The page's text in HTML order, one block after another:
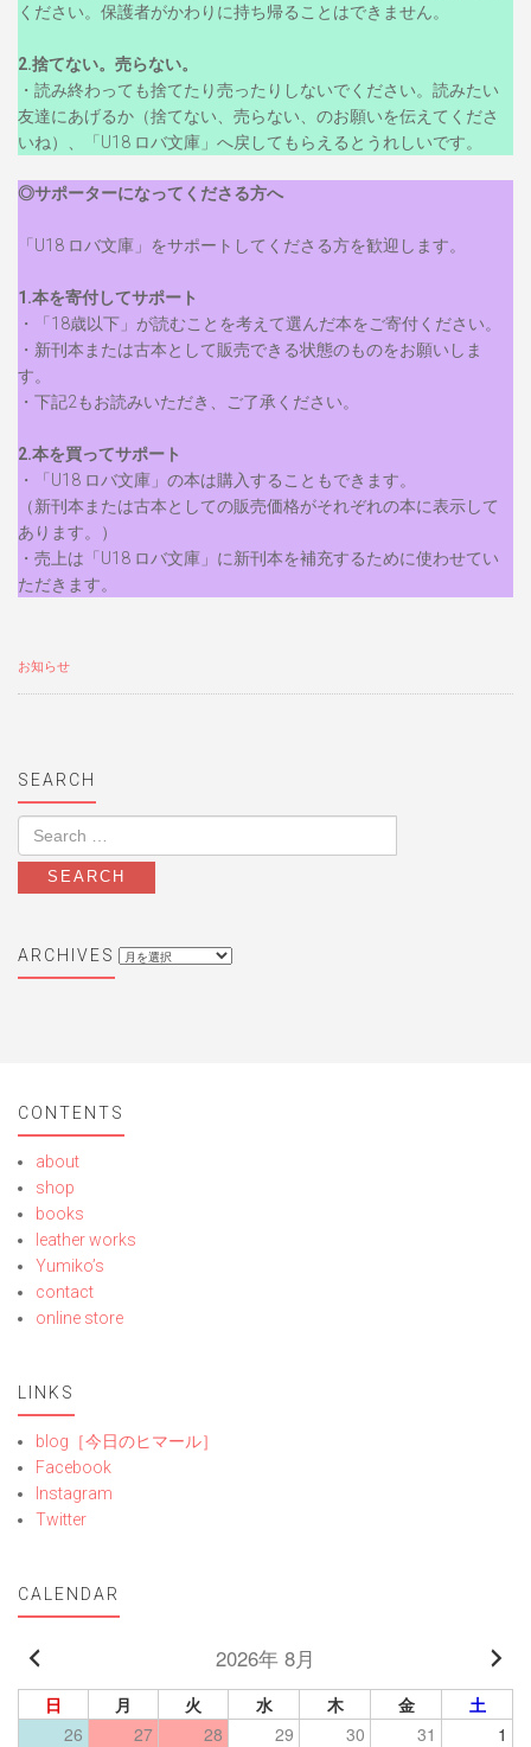
ください。保護者がかわりに持ち帰ることはできません。
2.捨てない。売らない。
・読み終わっても捨てたり売ったりしないでください。読みたい
友達にあげるか（捨てない、売らない、のお願いを伝えてくださ
いね）、「U18 ロバ文庫」へ戻してもらえるとうれしいです。
◎サポーターになってくださる方へ
「U18 ロバ文庫」をサポートしてくださる方を歓迎します。
1.本を寄付してサポート
・「18歳以下」が読むことを考えて選んだ本をご寄付ください。
・新刊本または古本として販売できる状態のものをお願いしま
す。
・下記2もお読みいただき、ご了承ください。
2.本を買ってサポート
・「U18 ロバ文庫」の本は購入することもできます。
（新刊本または古本としての販売価格がそれぞれの本に表示して
あります。）
・売上は「U18 ロバ文庫」に新刊本を補充するために使わせてい
ただきます。
お知らせ
SEARCH
ARCHIVES archives
CONTENTS
about
shop
books
leather works
Yumiko’s
contact
online store
LINKS
blog［今日のヒマール］
Facebook
Instagram
Twitter
CALENDAR
2026年 8月
日 月 火 水 木 金
土
26
27 28 29 30 31 1